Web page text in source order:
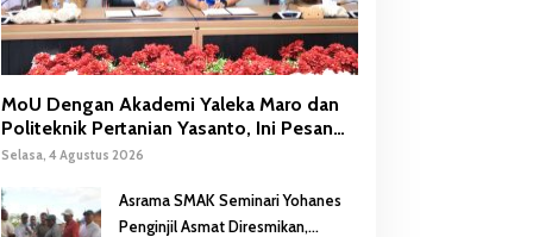
MoU Dengan Akademi Yaleka Maro dan
Politeknik Pertanian Yasanto, Ini Pesan
Gubernur Safanpo
Selasa, 4 Agustus 2026
Asrama SMAK Seminari Yohanes
Penginjil Asmat Diresmikan,